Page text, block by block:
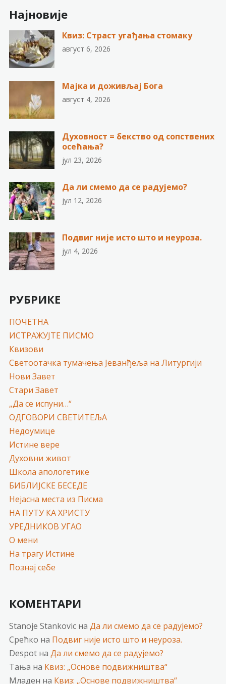
Најновије
Квиз: Страст угађања стомаку
август 6, 2026
Мајка и доживљај Бога
август 4, 2026
Духовност = бекство од сопствених
осећања?
јул 23, 2026
Да ли смемо да се радујемо?
јул 12, 2026
Подвиг није исто што и неуроза.
јул 4, 2026
РУБРИКЕ
ПОЧЕТНА
ИСТРАЖУЈТЕ ПИСМО
Квизови
Светоотачка тумачења Јеванђеља на Литургији
Нови Завет
Стари Завет
„Да се испуни…“
ОДГОВОРИ СВЕТИТЕЉА
Недоумице
Истине вере
Духовни живот
Школа апологетике
БИБЛИЈСКЕ БЕСЕДЕ
Нејасна места из Писма
НА ПУТУ КА ХРИСТУ
УРЕДНИКОВ УГАО
О мени
На трагу Истине
Познај себе
КОМЕНТАРИ
Stanoje Stankovicна Да ли смемо да се радујемо?
Срећко на Подвиг није исто што и неуроза.
Despotна Да ли смемо да се радујемо?
Тања на Квиз: „Основе подвижништва“
Младен на Квиз: „Основе подвижништва“